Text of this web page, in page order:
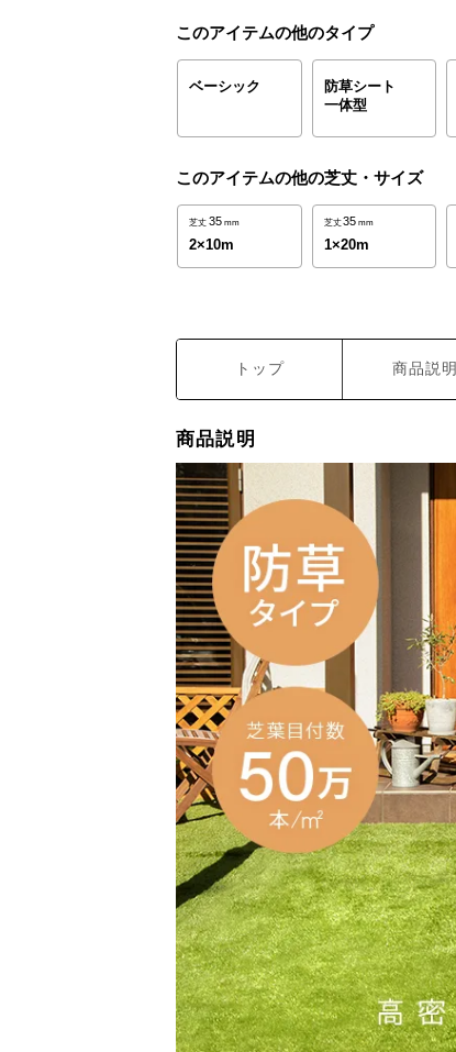
このアイテムの他のタイプ
ベーシック
防草シート
一体型
このアイテムの他の芝丈・サイズ
芝丈 35 mm
2×10m
芝丈35 mm
1×20m
トップ 商品説明
商品説明